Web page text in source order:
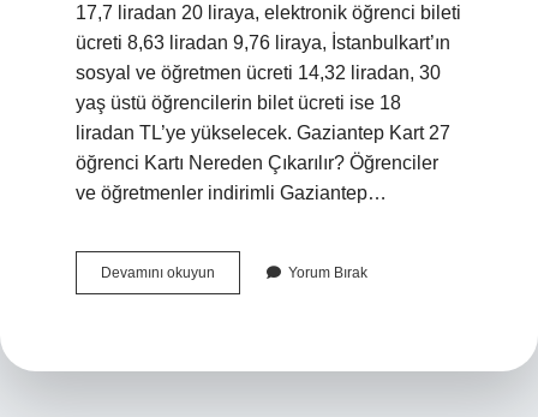
17,7 liradan 20 liraya, elektronik öğrenci bileti
ücreti 8,63 liradan 9,76 liraya, İstanbulkart’ın
sosyal ve öğretmen ücreti 14,32 liradan, 30
yaş üstü öğrencilerin bilet ücreti ise 18
liradan TL’ye yükselecek. Gaziantep Kart 27
öğrenci Kartı Nereden Çıkarılır? Öğrenciler
ve öğretmenler indirimli Gaziantep…
Devamını okuyun Gaziantep
Kart
Yorum Bırak